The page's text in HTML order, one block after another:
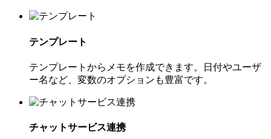
テンプレート
テンプレートからメモを作成できます。日付やユーザ
ー名など、変数のオプションも豊富です。
チャットサービス連携